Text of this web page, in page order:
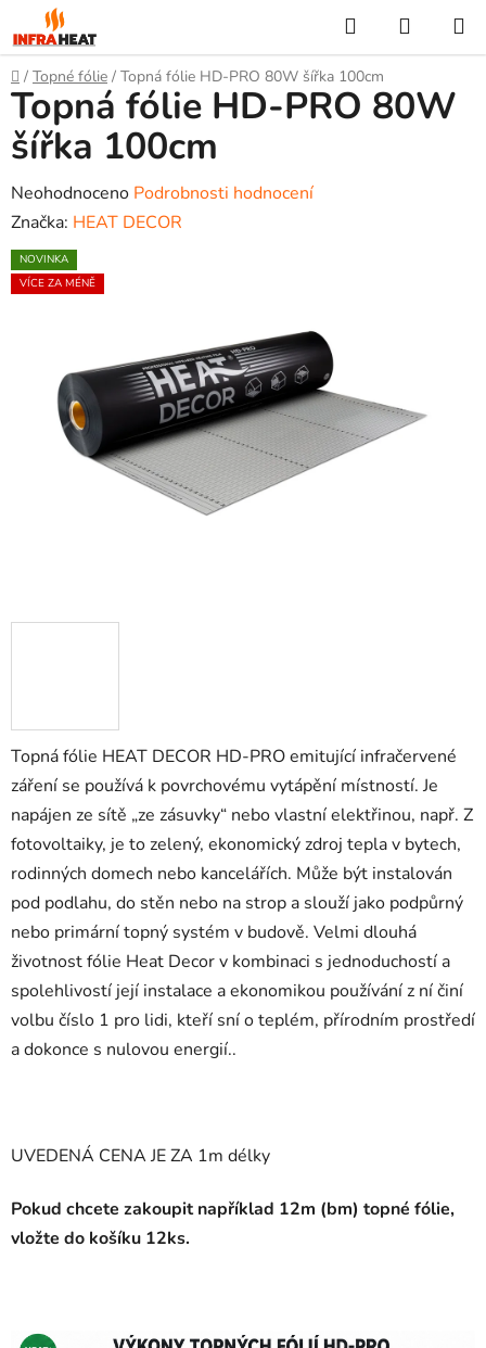
na
obsah
Hledat
KOŠÍK
Domů
/ Topné fólie / Topná fólie HD-PRO 80W šířka 100cm
Topná fólie HEAT DECOR HD-PRO emitující infračervené
záření se používá k povrchovému vytápění místností. Je
napájen ze sítě „ze zásuvky“ nebo vlastní elektřinou, např. Z
fotovoltaiky, je to zelený, ekonomický zdroj tepla v bytech,
rodinných domech nebo kancelářích. Může být instalován
pod podlahu, do stěn nebo na strop a slouží jako podpůrný
nebo primární topný systém v budově. Velmi dlouhá
životnost fólie Heat Decor v kombinaci s jednoduchostí a
spolehlivostí její instalace a ekonomikou používání z ní činí
volbu číslo 1 pro lidi, kteří sní o teplém, přírodním prostředí
a dokonce s nulovou energií..
UVEDENÁ CENA JE ZA 1m délky
Pokud chcete zakoupit například 12m (bm) topné fólie,
vložte do košíku 12ks.
Topná fólie HD-PRO 80W
šířka 100cm
Průměrné
hodnocení
produktu
je
hvězdiček.
Neohodnoceno Podrobnosti hodnocení
Značka: HEAT DECOR
NOVINKA
VÍCE ZA MÉNĚ